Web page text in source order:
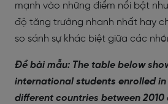
mạnh vào những điểm nổi bật
độ tăng trưởng nhanh nhất hay
so sánh sự khác biệt giữa các
Đề bài mẫu: The table below
international students enrolled
different countries between 2010